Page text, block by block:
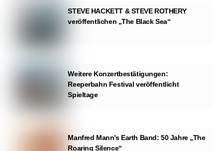
STEVE HACKETT & STEVE ROTHERY
veröffentlichen „The Black Sea“
Weitere Konzertbestätigungen:
Reeperbahn Festival veröffentlicht
Spieltage
Manfred Mann’s Earth Band: 50 Jahre „The
Roaring Silence“